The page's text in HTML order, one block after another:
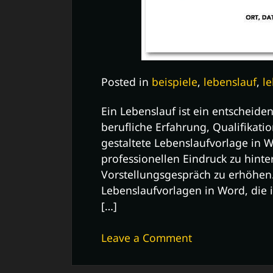
Posted in beispiele, lebenslauf,
Ein Lebenslauf ist ein
berufliche Erfahrung,
gestaltete Lebenslaufvorlage in
professionellen Eindruck zu
Vorstellungsgespräch zu
Lebenslaufvorlagen in Word,
[…]
Leave a Commenton